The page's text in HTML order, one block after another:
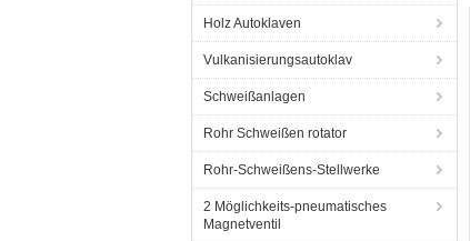
Holz Autoklaven
Vulkanisierungsautoklav
Schweißanlagen
Rohr Schweißen rotator
Rohr-Schweißens-Stellwerke
2 Möglichkeits-pneumatisches
Magnetventil